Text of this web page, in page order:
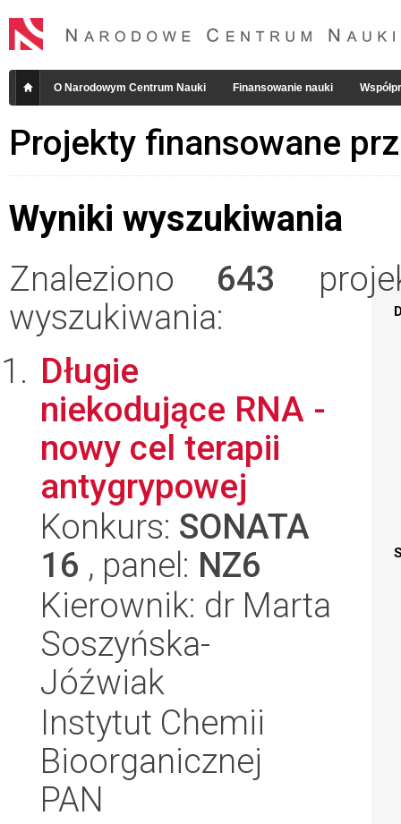
O Narodowym Centrum Nauki Finansowanie nauki
Projekty finansowane
Wyniki wyszukiwania
Znaleziono 643
wyszukiwania:
Długie
niekodujące RNA -
nowy cel terapii
antygrypowej
Konkurs: SONATA
16 , panel: NZ6
Kierownik: dr Marta
Soszyńska-
Jóźwiak
Instytut Chemii
Bioorganicznej
PAN